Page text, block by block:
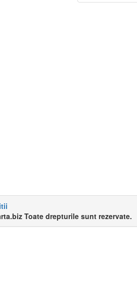
Toate drepturile sunt rezervate.